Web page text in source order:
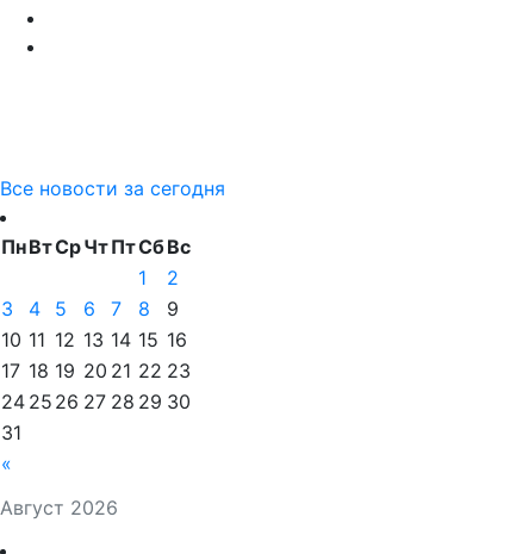
Все новости за сегодня
Август 2026
ПнВтСрЧтПтСбВс
«
1
2
3
4 5 6 7 8
9
10 11 12 13 14 15 16
17 18 19 20 21 22 23
24 25 26 27 28 29 30
31